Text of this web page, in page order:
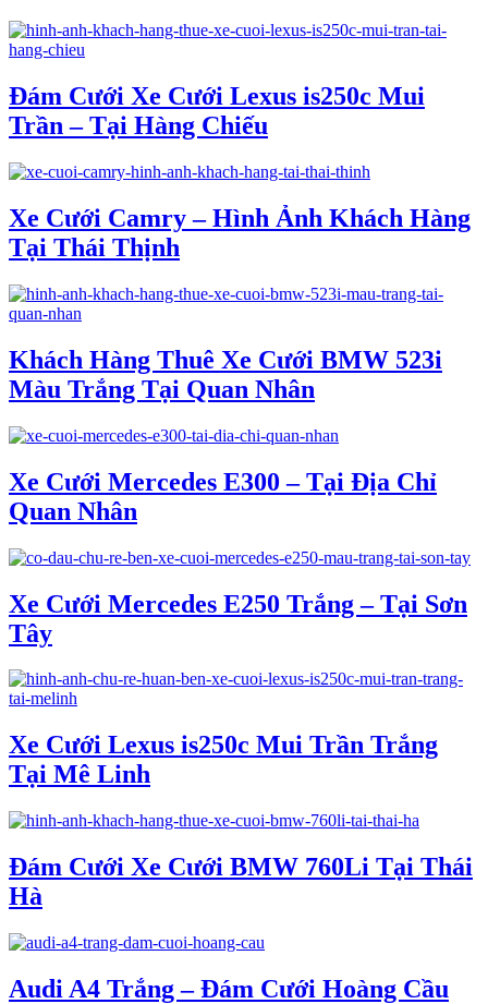
Đám Cưới Xe Cưới Lexus is250c Mui
Trần – Tại Hàng Chiếu
Xe Cưới Camry – Hình Ảnh Khách Hàng
Tại Thái Thịnh
Khách Hàng Thuê Xe Cưới BMW 523i
Màu Trắng Tại Quan Nhân
Xe Cưới Mercedes E300 – Tại Địa Chỉ
Quan Nhân
Xe Cưới Mercedes E250 Trắng – Tại Sơn
Tây
Xe Cưới Lexus is250c Mui Trần Trắng
Tại Mê Linh
Đám Cưới Xe Cưới BMW 760Li Tại Thái
Hà
Audi A4 Trắng – Đám Cưới Hoàng Cầu